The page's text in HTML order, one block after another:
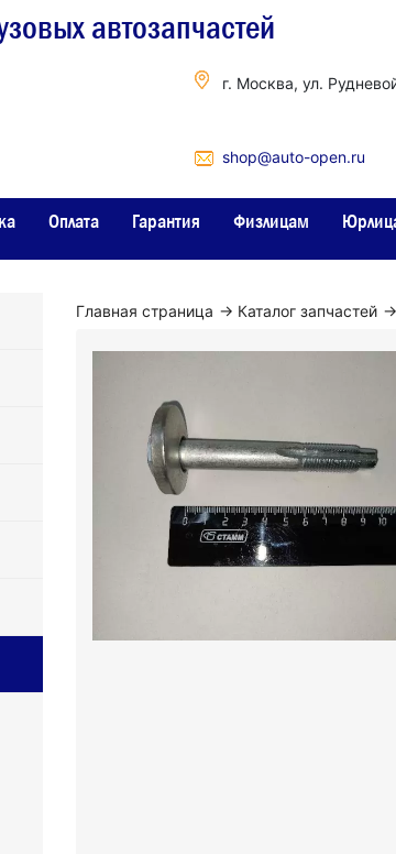
автозапчастей
г. Москва, ул.
shop@auto-open.ru
Оплата Гарантия Физлицам
Главная страница → Каталог запчастей →